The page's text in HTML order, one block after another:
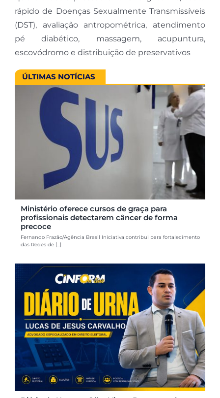
rápido de Doenças Sexualmente Transmissíveis
(DST), avaliação antropométrica, atendimento
pé diabético, massagem, acupuntura,
escovódromo e distribuição de preservativos
ÚLTIMAS NOTÍCIAS
Ministério oferece cursos de graça para
profissionais detectarem câncer de forma
precoce
Fernando Frazão/Agência Brasil Iniciativa contribui para fortalecimento
das Redes de [...]